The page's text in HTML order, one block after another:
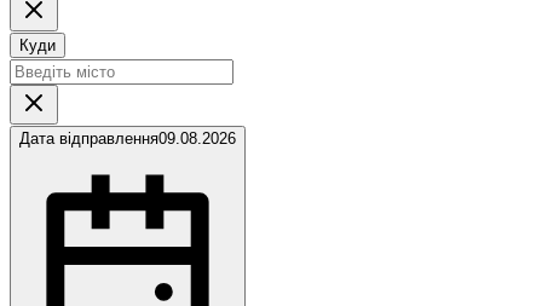
Куди
Дата відправлення09.08.2026